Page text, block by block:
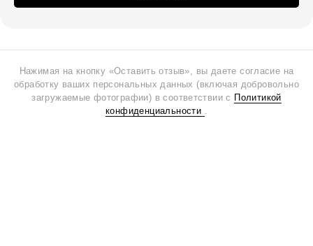
Нажимая на кнопку «Оставить отзыв», вы даете согласие на
обработку ваших персональных данных (включая добровольно
загружаемые фотографии) в соответствии с Политикой
конфиденциальности .